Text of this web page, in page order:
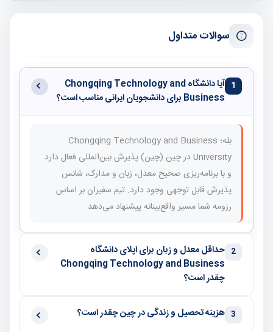
سوالات متداول
1
آیا دانشگاه Chongqing Technology and
Business برای دانشجویان ایرانی مناسب است؟
بله؛ Chongqing Technology and Business
University در چین (چین) پذیرش بین‌المللی فعال دارد
و با برنامه‌ریزی صحیح معدل، زبان و مدارک، شانس
پذیرش قابل توجهی وجود دارد. تیم سفیران بر اساس
رزومه شما مسیر واقع‌بینانه پیشنهاد می‌دهد.
2 حداقل معدل و زبان برای اپلای دانشگاه
Chongqing Technology and Business
چقدر است؟
3 هزینه تحصیل و زندگی در چین چقدر است؟